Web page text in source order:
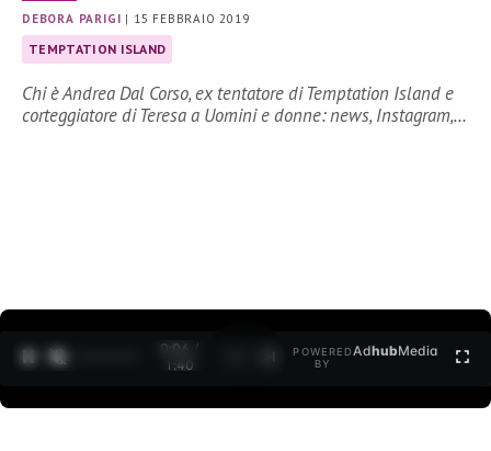
DEBORA PARIGI | 15 FEBBRAIO 2019
TEMPTATION ISLAND
Chi è Andrea Dal Corso, ex tentatore di Temptation Island e
corteggiatore di Teresa a Uomini e donne: news, Instagram,…
0:07 /
1:40
POWERED
BY
AdhubMedia